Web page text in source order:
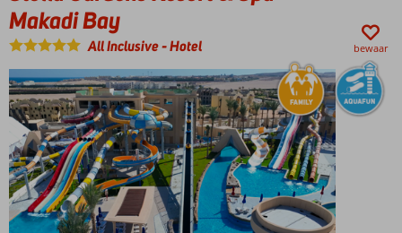
wellnesscentrum
Ideaal voor
gezinnen: ruime
familiekamers
en uitgebreide
kinderfaciliteiten
Makadi Bay
All Inclusive-Hotel bewaar